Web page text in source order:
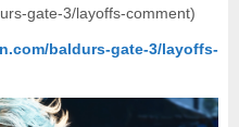
gate-3/layoffs-comment)
baldurs-gate-3/layoffs-